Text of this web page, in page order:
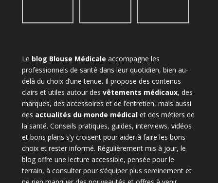
Le blog Blouse Médicale accompagne les
professionnels de santé dans leur quotidien, bien au-
delà du choix d’une tenue. Il propose des contenus
clairs et utiles autour des vêtements médicaux, des
marques, des accessoires et de l’entretien, mais aussi
des actualités du monde médicalet des métiers de
la santé. Conseils pratiques, guides, interviews, vidéos
et bons plans s’y croisent pour aider à faire les bons
choix et rester informé. Régulièrement mis à jour, le
blog offre une lecture accessible, pensée pour le
terrain, à consulter pour s’équiper plus sereinement et